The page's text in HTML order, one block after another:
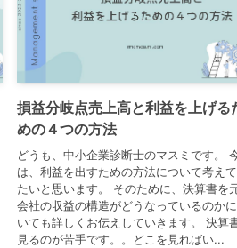
損益分岐点売上高と利益を上げる
めの４つの方法
どうも、中小企業診断士のマスミです。
は、利益を出すための方法について考え
たいと思います。 そのために、決算書を
会社の収益の構造がどうなっているのか
いても詳しくお伝えしていきます。 決算
見るのが苦手です。。どこを見ればい...